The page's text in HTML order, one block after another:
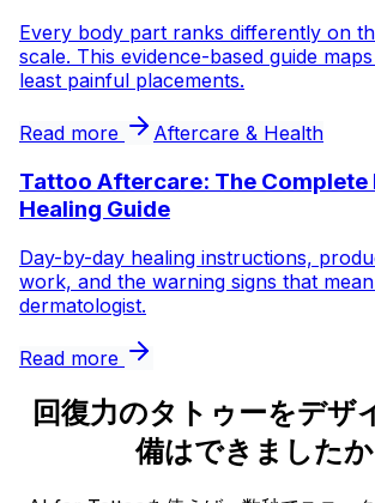
Every body part ranks differently on
scale. This evidence-based guide
least painful placements.
Read more Aftercare & Health
Tattoo Aftercare: The Complete
Healing Guide
Day-by-day healing instructions,
work, and the warning signs that
dermatologist.
Read more
回復力のタトゥーをデザ
備はできましたか